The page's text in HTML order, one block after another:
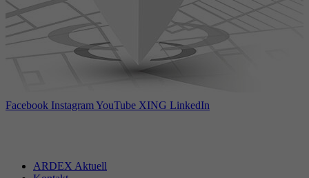
Facebook InstagramYouTube XING LinkedIn
ARDEX Aktuell